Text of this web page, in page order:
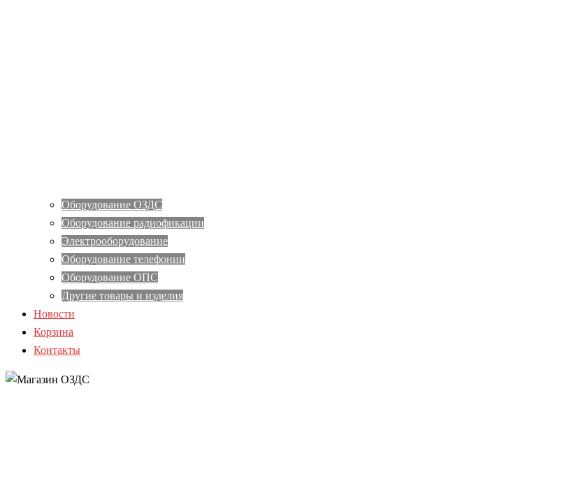
Оборудование ОЗДС
Оборудование радиофикации
Электрооборудование
Оборудование телефонии
Оборудование ОПС
Другие товары и изделия
Новости
Корзина
Контакты